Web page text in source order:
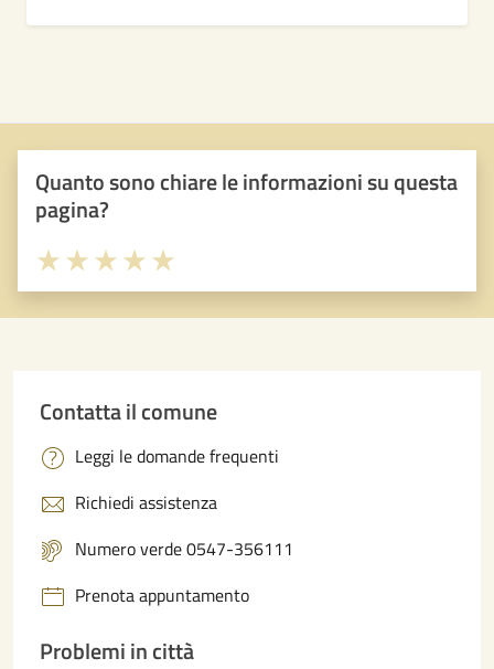
Quanto sono chiare le informazioni su questa
pagina?
Valuta 5 stelle su 5
Valuta 4 stelle su 5
Valuta 3 stelle su 5
Valuta 2 stelle su 5
Valuta 1 stelle su 5
Contatta il comune
Leggi le domande frequenti
Richiedi assistenza
Numero verde 0547-356111
Prenota appuntamento
Problemi in città